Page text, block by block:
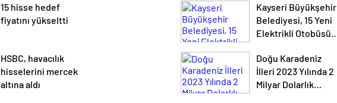
15 hisse hedef
fiyatını yükseltti
HSBC, havacılık
hisselerini mercek
altına aldı
Kayseri Büyükşehir
Belediyesi, 15 Yeni
Elektrikli Otobüsü
Ekledi
Doğu Karadeniz
İlleri 2023 Yılında 2
Milyar Dolarlık